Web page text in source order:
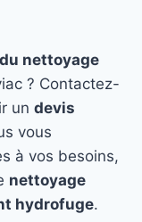
nettoyage
? Contactez-
un devis
vous
à vos besoins,
nettoyage
hydrofuge.